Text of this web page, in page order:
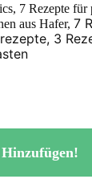
7 Rezepte
aus Hafer, 7
3
Hinzufügen!